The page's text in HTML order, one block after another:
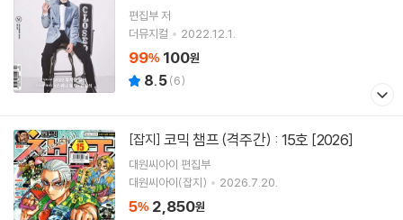
편집부 저
더뮤지컬
2022.12.1.
99% 100원
8.5(6)
[잡지] 코믹 챔프 (격주간) : 15호 [2026]
대원씨아이 편집부
대원씨아이(잡지)
2026.7.20.
5% 2,850원